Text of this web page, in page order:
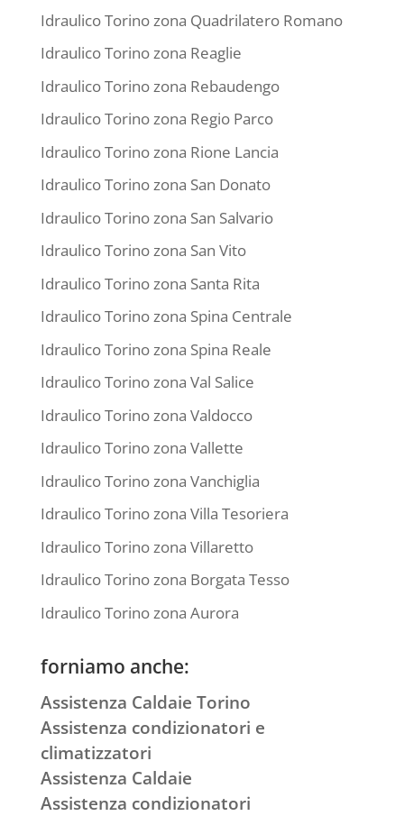
Idraulico Torino zona Quadrilatero Romano
Idraulico Torino zona Reaglie
Idraulico Torino zona Rebaudengo
Idraulico Torino zona Regio Parco
Idraulico Torino zona Rione Lancia
Idraulico Torino zona San Donato
Idraulico Torino zona San Salvario
Idraulico Torino zona San Vito
Idraulico Torino zona Santa Rita
Idraulico Torino zona Spina Centrale
Idraulico Torino zona Spina Reale
Idraulico Torino zona Val Salice
Idraulico Torino zona Valdocco
Idraulico Torino zona Vallette
Idraulico Torino zona Vanchiglia
Idraulico Torino zona Villa Tesoriera
Idraulico Torino zona Villaretto
Idraulico Torino zona Borgata Tesso
Idraulico Torino zona Aurora
forniamo anche:
Assistenza Caldaie Torino
Assistenza condizionatori e
climatizzatori
Assistenza Caldaie
Assistenza condizionatori